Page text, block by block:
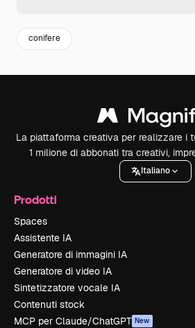
conifere
La piattaforma creativa per realizzare i
1 milione di abbonati tra creativi,
Italiano
Prodotti
Spaces
Assistente IA
Generatore di immagini IA
Generatore di video IA
Sintetizzatore vocale IA
Contenuti stock
MCP per Claude/ChatGPT New